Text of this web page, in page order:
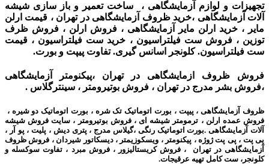
تجهیزات و لوازم آزمایشگاهی ، ساخت تعمیر و باز سازی شیشه
آلات آزمایشگاهی ،خرید ظروف آزمایشگاهی در تهران ، قیمت ارلن
مایر ، خرید ارلن مایر آزمایشگاهی ، فروش ارلن ، فروش ظرف
توزین ، فروش ست فیلتراسیون ، خرید ست فیلتراسیون ، قیمت
ست فیلتراسیون. کلونجر اسانس گیری. تفاوت پیپت و بورت.
فروش ظروف ازمایشگاهی در تهران ،پیکنومتر آزمایشگاهی
،فروش بشر مدرج در تهران ، فروش بوتیرومتر ، سینترگلاس .
ظروف آزمایشگاهی ، پیپت ، بورت اتوماتیک تک شره ، بورت اتوماتیک دو شیره ،
فروش عمده ارلن ، ترمومتر شیشه ای ، فروش بوتیرومتر ، سایت فروش شیشه
آلات آزمایشگاهی .بورت اتوماتیک رنگی ،گیلاس مدرج ، پتری دیش ، پلیت ، پو آر ،
پی پت ، پی پت ژوژه ، پیکنومتر ، ویسکوزیمتر ، دیسکاتور شیردان ، فروش ظروف
آزمایشگاهی در تهران ، فروش کریستالیزور ، فروش مبرد ، تفاوت سوکسله و
کلونجر، ست کامل تهیه عرقیجات.